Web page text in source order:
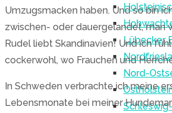
Lübecker
Nord-
Umzugsmacken haben. Und so bin
zwischen- oder dauergelandet, man
Rudel liebt Skandinavien! Und ich
cockerwohl, wo Frauchen und
In Schweden verbrachte ich meine
Lebensmonate bei meiner